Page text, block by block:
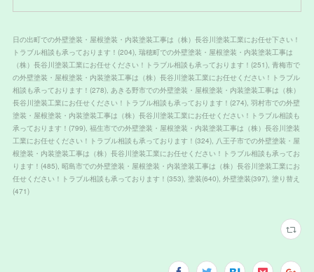
日の出町での外壁塗装・屋根塗装・内装塗装工事は（株）長谷川塗装工業にお任せ下さい！
トラブル相談も承っております！ (204) 瑞穂町での外壁塗装・屋根塗装・内装塗装工事は
（株）長谷川塗装工業にお任せください！トラブル相談も承っております！ (251) 青梅市で
の外壁塗装・屋根塗装・内装塗装工事は（株）長谷川塗装工業にお任せください！トラブル
相談も承っております！ (278) あきる野市での外壁塗装・屋根塗装・内装塗装工事は（株）
長谷川塗装工業にお任せください！トラブル相談も承っております！ (274) 羽村市での外壁
塗装・屋根塗装・内装塗装工事は（株）長谷川塗装工業にお任せください！トラブル相談も
承っております！ (799) 福生市での外壁塗装・屋根塗装・内装塗装工事は（株）長谷川塗装
工業にお任せください！トラブル相談も承っております！ (324) 八王子市での外壁塗装・屋
根塗装・内装塗装工事は（株）長谷川塗装工業にお任せください！トラブル相談も承ってお
ります！ (485) 昭島市での外壁塗装・屋根塗装・内装塗装工事は（株）長谷川塗装工業にお
任せください！トラブル相談も承っております！ (353) 塗装(640) 外壁塗装(397) 塗り替え
(471)